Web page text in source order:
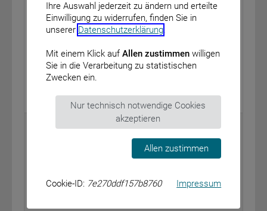
Bundesministerium für Umwelt, Naturschutz und
nukleare Sicherheit
des Kerntechnischen Ausschusses (Regel KTA 2206
sowie Berichtigung zu KTA 3205.2)
vom: 16. Dezember 2019
BAnz AT 14.01.2020 B4
Bundesanstalt für Finanzdienstleistungsaufsicht
Bekanntmachung über die Erteilung und das
Erlöschen von Erlaubnissen (III. Quartal 2019)
Amokaro Vermietungsgesellschaft mbH, Amorgo
Ihre Auswahl jederzeit zu ändern und erteilte
Einwilligung zu widerrufen, finden Sie in
unserer Datenschutzerklärung.
Mit einem Klick auf Allen zustimmenwilligen
Sie in die Verarbeitung zu statistischen
Zwecken ein.
Nur technisch notwendige Cookies
akzeptieren
Allen zustimmen
Cookie-ID: 7e270ddf157b8760 Impressum